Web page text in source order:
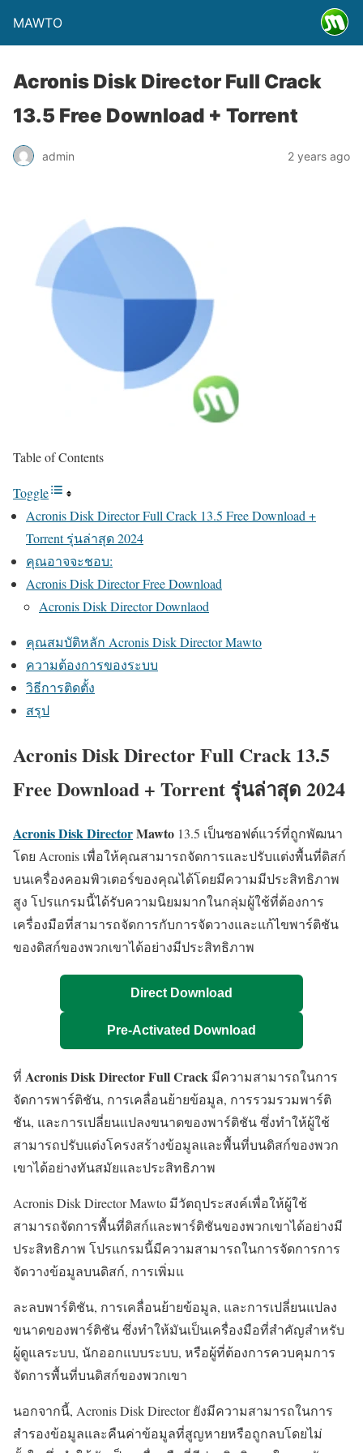
MAWTO
Acronis Disk Director Full Crack
13.5 Free Download + Torrent
admin 2 years ago
Table of Contents
Toggle
Acronis Disk Director Full Crack 13.5 Free Download +
Torrent รุ่นล่าสุด 2024
คุณอาจจะชอบ:
Acronis Disk Director Free Download
Acronis Disk Director Downlaod
คุณสมบัติหลัก Acronis Disk Director Mawto
ความต้องการของระบบ
วิธีการติดตั้ง
สรุป
Acronis Disk Director Full Crack 13.5
Free Download + Torrent รุ่นล่าสุด 2024
Acronis Disk DirectorMawto 13.5 เป็นซอฟต์แวร์ที่ถูกพัฒนา
โดย Acronis เพื่อให้คุณสามารถจัดการและปรับแต่งพื้นที่ดิสก์
บนเครื่องคอมพิวเตอร์ของคุณได้โดยมีความมีประสิทธิภาพ
สูง โปรแกรมนี้ได้รับความนิยมมากในกลุ่มผู้ใช้ที่ต้องการ
เครื่องมือที่สามารถจัดการกับการจัดวางและแก้ไขพาร์ติชัน
ของดิสก์ของพวกเขาได้อย่างมีประสิทธิภาพ
Direct Download
Pre-Activated Download
ที่ Acronis Disk Director Full Crack มีความสามารถในการ
จัดการพาร์ติชัน, การเคลื่อนย้ายข้อมูล, การรวมรวมพาร์ติ
ชัน, และการเปลี่ยนแปลงขนาดของพาร์ติชัน ซึ่งทำให้ผู้ใช้
สามารถปรับแต่งโครงสร้างข้อมูลและพื้นที่บนดิสก์ของพวก
เขาได้อย่างทันสมัยและประสิทธิภาพ
Acronis Disk Director Mawto มีวัตถุประสงค์เพื่อให้ผู้ใช้
สามารถจัดการพื้นที่ดิสก์และพาร์ติชันของพวกเขาได้อย่างมี
ประสิทธิภาพ โปรแกรมนี้มีความสามารถในการจัดการการ
จัดวางข้อมูลบนดิสก์, การเพิ่มแ
ละลบพาร์ติชัน, การเคลื่อนย้ายข้อมูล, และการเปลี่ยนแปลง
ขนาดของพาร์ติชัน ซึ่งทำให้มันเป็นเครื่องมือที่สำคัญสำหรับ
ผู้ดูแลระบบ, นักออกแบบระบบ, หรือผู้ที่ต้องการควบคุมการ
จัดการพื้นที่บนดิสก์ของพวกเขา
นอกจากนี้, Acronis Disk Director ยังมีความสามารถในการ
สำรองข้อมูลและคืนค่าข้อมูลที่สูญหายหรือถูกลบโดยไม่